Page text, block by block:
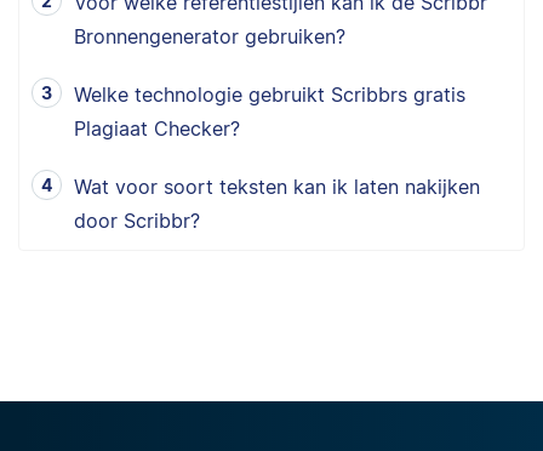
Bronnengenerator gebruiken?
Welke technologie gebruikt Scribbrs gratis
Plagiaat Checker?
Wat voor soort teksten kan ik laten nakijken
door Scribbr?